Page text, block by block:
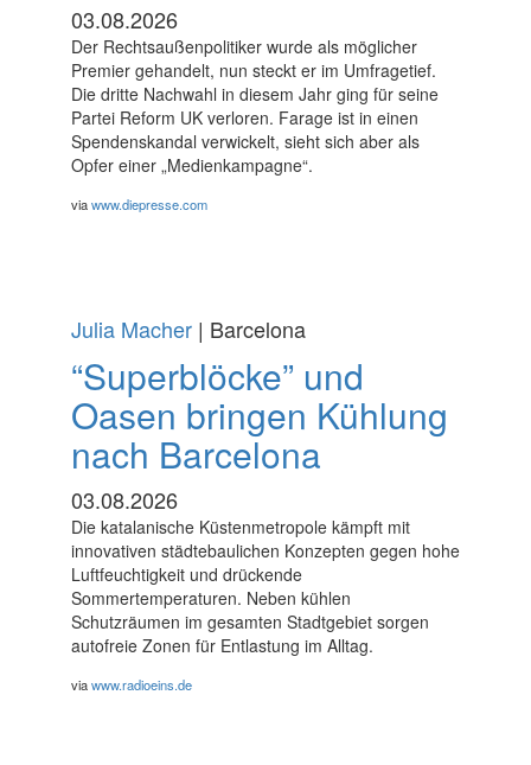
03.08.2026
Der Rechtsaußenpolitiker wurde als möglicher
Premier gehandelt, nun steckt er im Umfragetief.
Die dritte Nachwahl in diesem Jahr ging für seine
Partei Reform UK verloren. Farage ist in einen
Spendenskandal verwickelt, sieht sich aber als
Opfer einer „Medienkampagne“.
viawww.diepresse.com
Julia Macher | Barcelona
“Superblöcke” und
Oasen bringen Kühlung
nach Barcelona
03.08.2026
Die katalanische Küstenmetropole kämpft mit
innovativen städtebaulichen Konzepten gegen hohe
Luftfeuchtigkeit und drückende
Sommertemperaturen. Neben kühlen
Schutzräumen im gesamten Stadtgebiet sorgen
autofreie Zonen für Entlastung im Alltag.
viawww.radioeins.de